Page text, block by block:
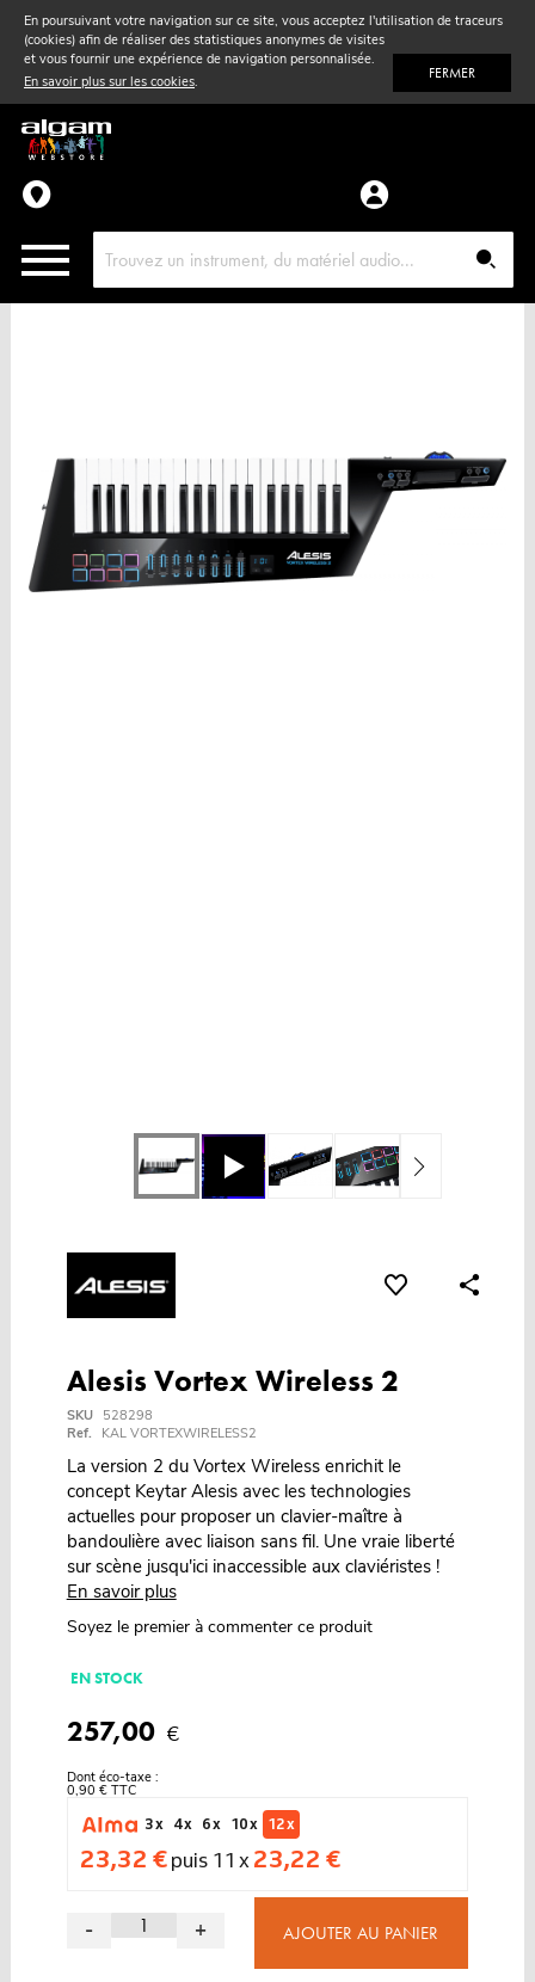
En poursuivant votre navigation sur ce site, vous acceptez l'utilisation de traceurs
(cookies) afin de réaliser des statistiques anonymes de visites
et vous fournir une expérience de navigation personnalisée.
En savoir plus sur les cookies. FERMER
Vent& Violon
Accessoires
Pièces détachées
Alesis Vortex Wireless 2
SKU
528298
Ref.
KAL VORTEXWIRELESS2
La version 2 du Vortex Wireless enrichit le
concept Keytar Alesis avec les technologies
actuelles pour proposer un clavier-maître à
bandoulière avec liaison sans fil. Une vraie liberté
sur scène jusqu'ici inaccessible aux claviéristes !
En savoir plus
Soyez le premier à commenter ce produit
EN STOCK
257,00 €
Dont éco-taxe :
0,90 € TTC
3 x
4 x 6 x 10 x 12 x
23,32 €puis 11 x 23,22 €
- + AJOUTER AU PANIER